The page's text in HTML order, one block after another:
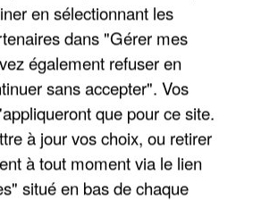
en sélectionnant les
dans "Gérer mes
également refuser en
sans accepter". Vos
que pour ce site.
à jour vos choix, ou retirer
à tout moment via le lien
situé en bas de chaque